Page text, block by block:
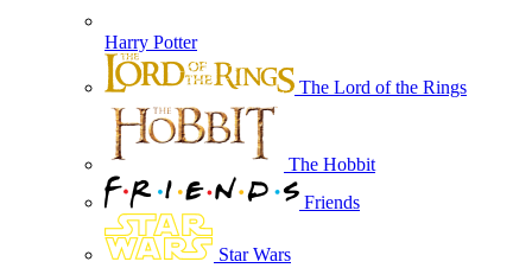
Harry Potter
The Lord of the Rings
The Hobbit
Friends
Star Wars